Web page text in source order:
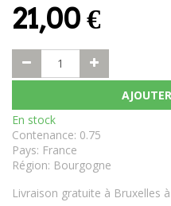
21,00€
En stock
Contenance: 0.75
Pays: France
Région: Bourgogne
Livraison gratuite à Bruxelles